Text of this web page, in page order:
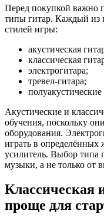
Перед покупкой важно
типы гитар. Каждый из
стилей игры:
акустическая
классическая
электрогитара;
тревел-гитара;
Акустические и
обучения, поскольку
оборудования.
играть в определённых
усилитель. Выбор типа
музыки, а не только от
Классическая
проще для